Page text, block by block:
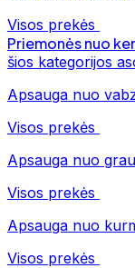
Visos prekės
Priemonės nuo
šios kategorijos
Apsauga nuo
Visos prekės
Apsauga nuo
Visos prekės
Apsauga nuo
Visos prekės